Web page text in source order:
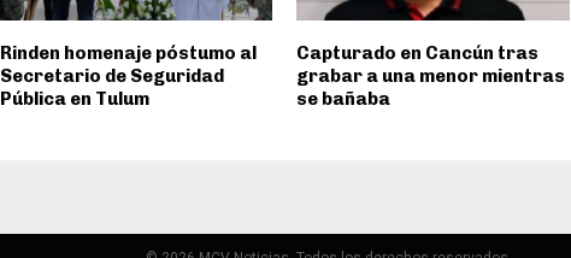
Rinden homenaje póstumo al
Secretario de Seguridad
Pública en Tulum
Capturado en Cancún tras
grabar a una menor mientras
se bañaba